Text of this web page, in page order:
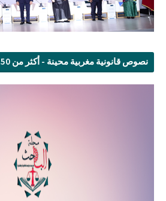
نصوص قانونية مغربية محينة - أكثر من 150 نص قانوني